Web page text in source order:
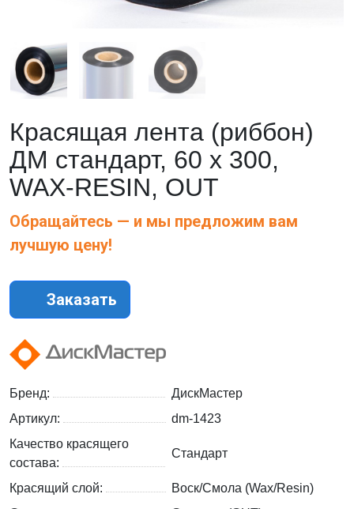
Красящая лента (риббон)
ДМ стандарт, 60 х 300,
WAX-RESIN, OUT
Обращайтесь — и мы предложим вам
лучшую цену!
Заказать
Бренд:
ДискМастер
Артикул:
dm-1423
Качество красящего
состава:
Стандарт
Красящий слой:
Воск/Смола (Wax/Resin)